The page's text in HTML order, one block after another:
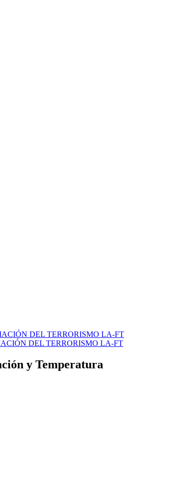
DEL TERRORISMO LA-FT
DEL TERRORISMO LA-FT
y Temperatura